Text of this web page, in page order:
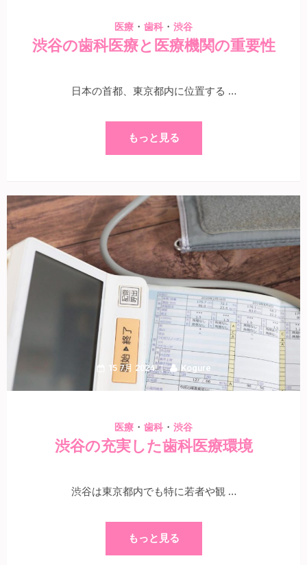
医療 ・ 歯科 ・ 渋谷
渋谷の歯科医療と医療機関の重要性
日本の首都、東京都内に位置する …
もっと見る
15 7月 2024 Kogure
医療 ・ 歯科 ・ 渋谷
渋谷の充実した歯科医療環境
渋谷は東京都内でも特に若者や観 …
もっと見る